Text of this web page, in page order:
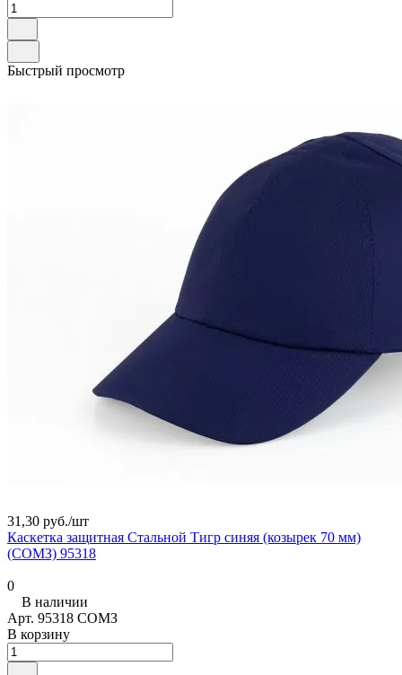
Быстрый просмотр
31,30 руб./шт
Каскетка защитная Стальной Тигр синяя (козырек 70 мм)
(СОМЗ) 95318
0
В наличии
Арт. 95318 СОМЗ
В корзину